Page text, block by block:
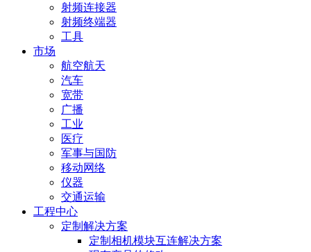
射频连接器
射频终端器
工具
市场
航空航天
汽车
宽带
广播
工业
医疗
军事与国防
移动网络
仪器
交通运输
工程中心
定制解决方案
定制相机模块互连解决方案